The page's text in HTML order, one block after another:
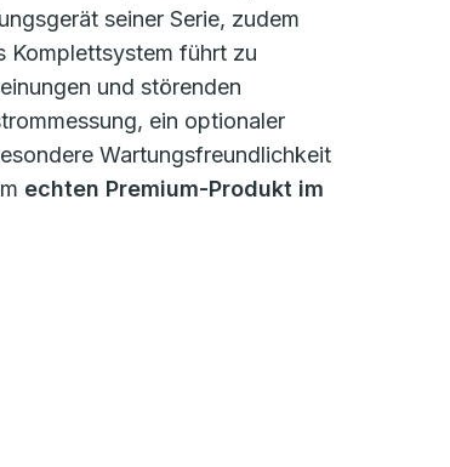
seiner Serie, zudem
Komplettsystem führt zu
und störenden
ein optionaler
Wartungsfreundlichkeit
echten Premium-Produkt im